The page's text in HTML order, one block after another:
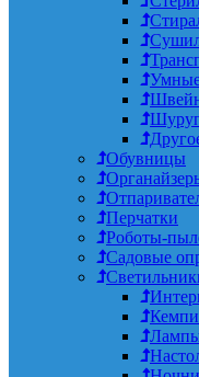
Обувницы
Перчатки
Роботы-
Садовые